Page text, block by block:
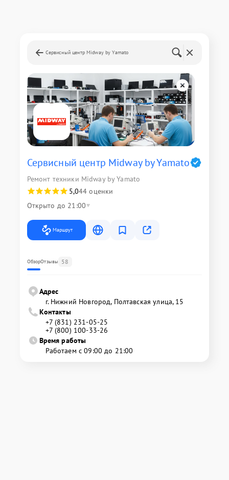
Сервисный центр Midway by Yamato
Сервисный центр Midway by Yamato
Ремонт техники Midway by Yamato
5,044 оценки
Открыто до 21:00
Маршрут
ОбзорОтзывы 58
Адрес
г. Нижний Новгород, Полтавская улица, 15
Контакты
+7 (831) 231-05-25
+7 (800) 100-33-26
Время работы
Работаем с 09:00 до 21:00